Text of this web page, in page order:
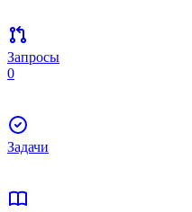
Запросы
0
Задачи